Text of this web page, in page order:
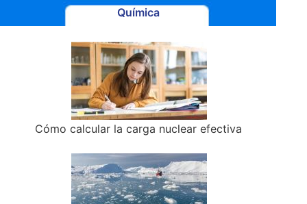
Química
Cómo calcular la carga nuclear efectiva